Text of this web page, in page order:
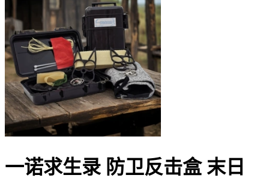
一诺求生录 防卫反击盒 末日